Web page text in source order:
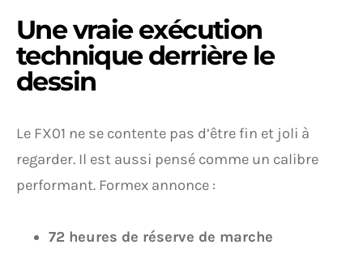
Une vraie exécution
technique derrière le
dessin
Le FX01 ne se contente pas d’être fin et joli à
regarder. Il est aussi pensé comme un calibre
performant. Formex annonce :
72 heures de réserve de marche